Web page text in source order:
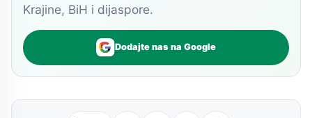
Krajine, BiH i dijaspore.
Dodajte nas na Google